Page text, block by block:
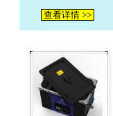
查看详情 >>